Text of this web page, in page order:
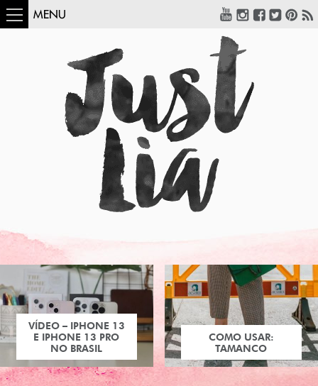
MENU
COMO USAR:
TAMANCO